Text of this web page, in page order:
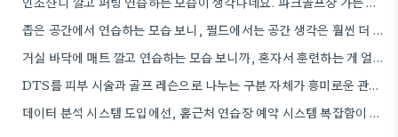
좁은 공간에서 연습하는 모습 보니, 필드에서는 공간 생각은 훨씬 더 중요하겠네요.
거실 바닥에 매트 깔고 연습하는 모습 보니까, 혼자서 훈련하는 게 얼마나 버거울지 느껴지네요.
DTS를 피부 시술과 골프 레슨으로 나누는 구분 자체가 흥미로운 관점인 것 같아요. IT 업계 용어의…
데이터 분석 시스템 도입에선, 홈근처 연습장 예약 시스템 복잡함이 진짜 문제라는 걸 알게 됐네요.